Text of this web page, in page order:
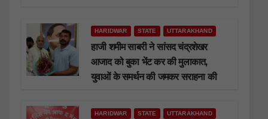
HARIDWAR STATE UTTARAKHAND
हाजी शमीम साबरी ने सांसद चंद्रशेखर
आजाद को बुका भेंट कर की मुलाकात,
युवाओं के समर्थन की जमकर सराहना की
HARIDWAR STATE UTTARAKHAND